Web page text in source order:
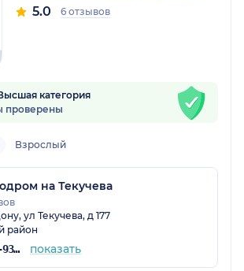
5.0 6 отзывов
категория
проверены
Взрослый
на Текучева
ул Текучева, д 177
район
+7 (863) 282-93-77 показать